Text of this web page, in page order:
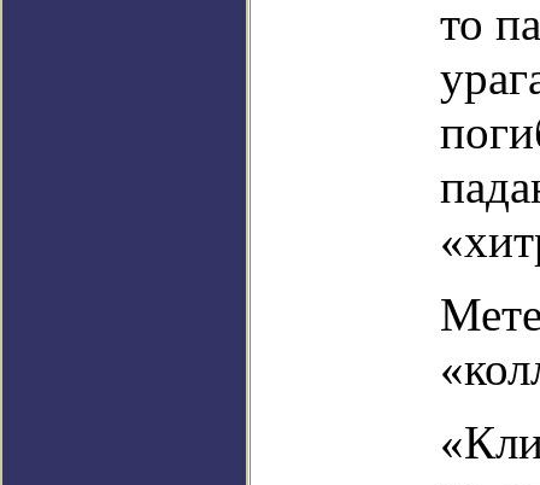
то